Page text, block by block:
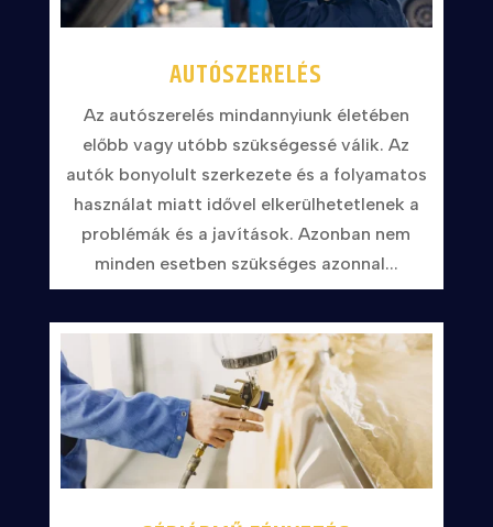
AUTÓSZERELÉS
Az autószerelés mindannyiunk életében
előbb vagy utóbb szükségessé válik. Az
autók bonyolult szerkezete és a folyamatos
használat miatt idővel elkerülhetetlenek a
problémák és a javítások. Azonban nem
minden esetben szükséges azonnal...